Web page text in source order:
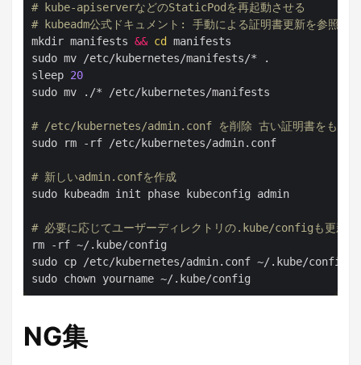
# kube-apiserverなどのStaticPodを再起動させる
# kubeadm公式ドキュメント: 手動による証明書更新を参照
mkdir manifests && cd
manifests
sudo mv /etc/kubernetes/manifests/* .
sleep 20
sudo mv ./* /etc/kubernetes/manifests
# /etc/kubernetes/admin.conf を削除 古い証明書をもとに
sudo rm -rf /etc/kubernetes/admin.conf
# 新しいadmin.confを作成
sudo kubeadm init phase kubeconfig admin
# 必要に応じてユーザーディレクトリの.kube/configも更新
rm -rf ~/.kube/config
sudo cp /etc/kubernetes/admin.conf ~/.kube/config
NG集